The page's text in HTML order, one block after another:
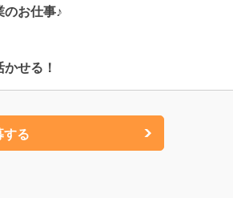
のお仕事♪
せる！
する